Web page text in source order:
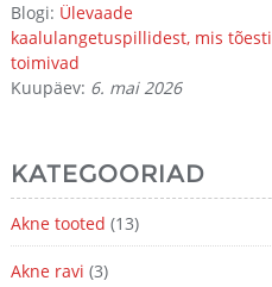
Blogi: Ülevaade
kaalulangetuspillidest, mis tõesti
toimivad
Kuupäev: 6. mai 2026
KATEGOORIAD
Akne tooted (13)
Akne ravi (3)